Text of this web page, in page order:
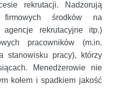
rekrutacji. Nadzorują
firmowych środków na
agencje rekrutacyjne itp.)
pracowników (m.in.
stanowisku pracy), którzy
Menedżerowie nie
kołem i spadkiem jakość